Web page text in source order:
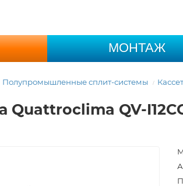
МОНТАЖ
Полупромышленные сплит-системы
Quattroclima QV-